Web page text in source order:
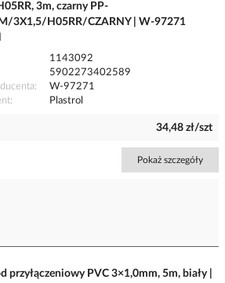
3m, czarny PP-
3X1,5/H05RR/CZARNY | W-97271
1143092
5902273402589
W-97271
Plastrol
34,48 zł/szt
Pokaż szczegóły
przyłączeniowy PVC 3×1,0mm, 5m, biały |